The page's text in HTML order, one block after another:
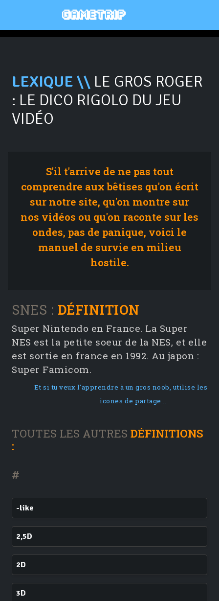
LEXIQUE \\ LE GROS ROGER
: LE DICO RIGOLO DU JEU
VIDÉO
S'il t'arrive de ne pas tout
comprendre aux bêtises qu'on écrit
sur notre site, qu'on montre sur
nos vidéos ou qu'on raconte sur les
ondes, pas de panique, voici le
manuel de survie en milieu
hostile.
SNES : DÉFINITION
Super Nintendo en France. La Super
NES est la petite soeur de la NES, et elle
est sortie en france en 1992. Au japon :
Super Famicom.
Et si tu veux l'apprendre à un gros noob, utilise les
icones de partage...
TOUTES LES AUTRES DÉFINITIONS
:
#
-like
2,5D
2D
3D